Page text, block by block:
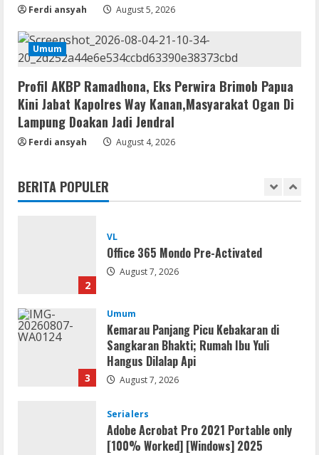
Ferdi ansyah August 5, 2026
Umum
Profil AKBP Ramadhona, Eks Perwira Brimob Papua
Kini Jabat Kapolres Way Kanan,Masyarakat Ogan Di
Lampung Doakan Jadi Jendral
Ferdi ansyah August 4, 2026
BERITA POPULER
4
5
VL
Office 2021 Home & Student 64 bit ISO
August 7, 2026
1
Serialers
jv16 PowerTools Free[Activated]
2
VL
Office 365 Mondo Pre-Activated
August 7, 2026
3
Umum
Kemarau Panjang Picu Kebakaran di
Sangkaran Bhakti; Rumah Ibu Yuli
Hangus Dilalap Api
August 7, 2026
Serialers
Adobe Acrobat Pro 2021 Portable only
[100% Worked] [Windows] 2025